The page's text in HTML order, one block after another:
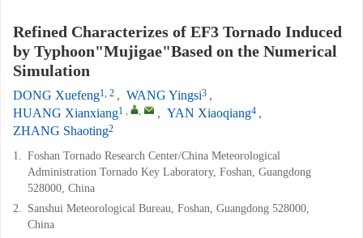
Refined Characterizes of EF3 Tornado Induced
by Typhoon"Mujigae"Based on the Numerical
Simulation
DONG Xuefeng1, 2 , WANG Yingsi3 ,
HUANG Xianxiang1 , , , YAN Xiaoqiang4 ,
ZHANG Shaoting2
1. Foshan Tornado Research Center/China Meteorological
Administration Tornado Key Laboratory, Foshan, Guangdong
528000, China
2. Sanshui Meteorological Bureau, Foshan, Guangdong 528000,
China